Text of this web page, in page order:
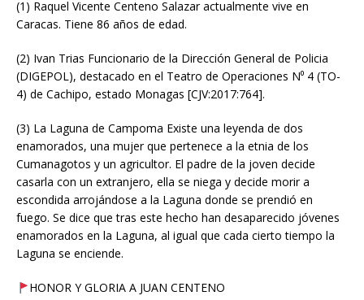
(1) Raquel Vicente Centeno Salazar actualmente vive en
Caracas. Tiene 86 años de edad.
(2) Ivan Trias Funcionario de la Dirección General de Policia
(DIGEPOL), destacado en el Teatro de Operaciones N⁰ 4 (TO-
4) de Cachipo, estado Monagas [CJV:2017:764].
(3) La Laguna de Campoma Existe una leyenda de dos
enamorados, una mujer que pertenece a la etnia de los
Cumanagotos y un agricultor. El padre de la joven decide
casarla con un extranjero, ella se niega y decide morir a
escondida arrojándose a la Laguna donde se prendió en
fuego. Se dice que tras este hecho han desaparecido jóvenes
enamorados en la Laguna, al igual que cada cierto tiempo la
Laguna se enciende.
HONOR Y GLORIA A JUAN CENTENO